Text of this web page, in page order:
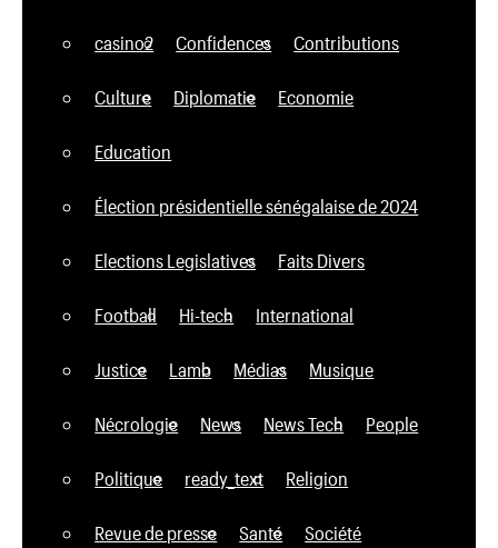
casino2 Confidences Contributions
Culture Diplomatie Economie
Education
Élection présidentielle sénégalaise de 2024
Elections Legislatives Faits Divers
Football Hi-tech International
Justice Lamb Médias Musique
Nécrologie News News Tech People
Politique ready_text Religion
Revue de presse Santé Société